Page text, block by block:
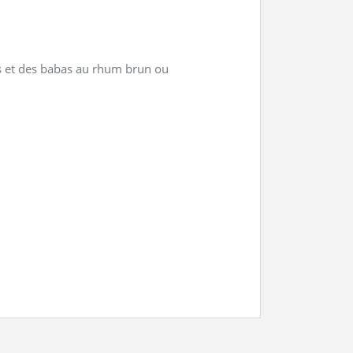
et des babas au rhum brun ou